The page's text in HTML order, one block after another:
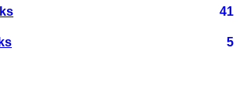
41
5